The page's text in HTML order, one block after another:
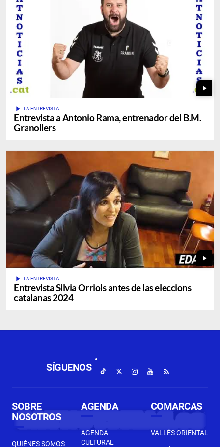
play_arrow
play_arrow LA ENTREVISTA
Entrevista a Antonio Rama, entrenador del B.M.
Granollers
play_arrow
play_arrow LA ENTREVISTA
Entrevista Silvia Orriols antes de las eleccions
catalanas 2024
SÍGUENOS
SOBRE
NOSOTROS
QUIÉNES SOMOS
AGENDA
AGENDA
CULTURAL
COMARCAS
VALLÉS ORIENTAL